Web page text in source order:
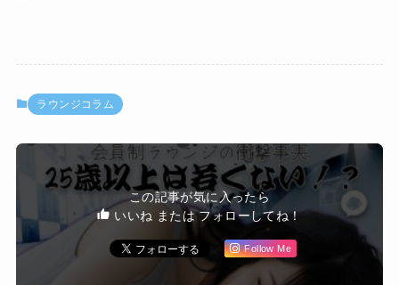
ラウンジコラム
この記事が気に入ったら
いいね または フォローしてね！
Follow Me